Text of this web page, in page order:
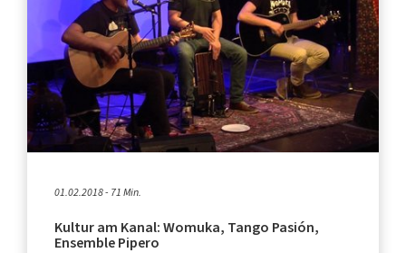
01.02.2018 - 71 Min.
Kultur am Kanal: Womuka, Tango Pasión,
Ensemble Pipero